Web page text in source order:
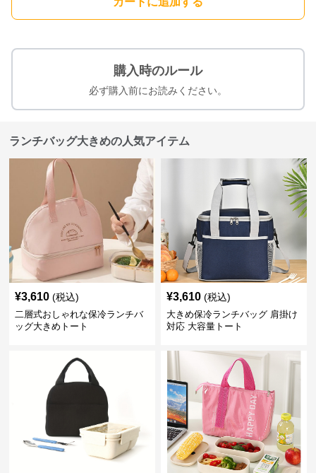
購入時のルール
必ず購入前にお読みください。
ランチバッグ大きめの人気アイテム
¥3,610 (税込)
二層式おしゃれな保冷ランチバ
ッグ大きめトート
¥3,610 (税込)
大きめ保冷ランチバッグ 肩掛け
対応 大容量トート